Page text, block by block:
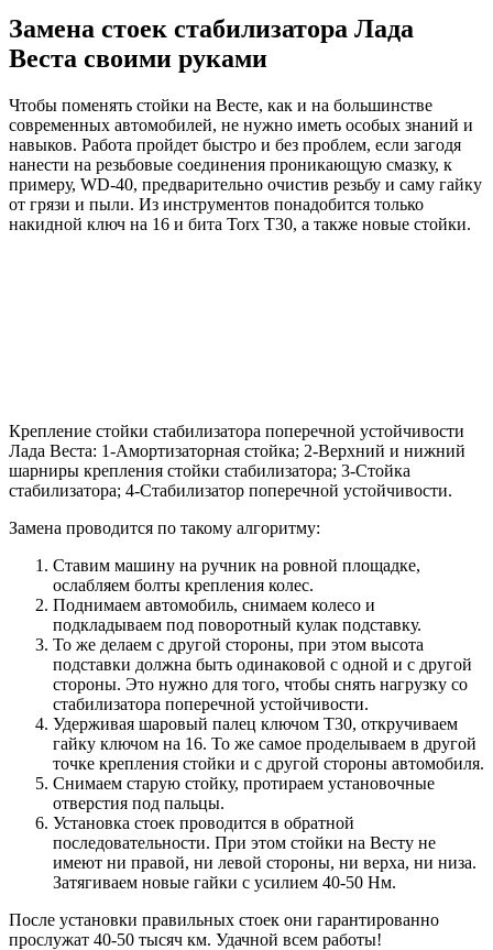
Замена стоек стабилизатора Лада
Веста своими руками
Чтобы поменять стойки на Весте, как и на большинстве
современных автомобилей, не нужно иметь особых знаний и
навыков. Работа пройдет быстро и без проблем, если загодя
нанести на резьбовые соединения проникающую смазку, к
примеру, WD-40, предварительно очистив резьбу и саму гайку
от грязи и пыли. Из инструментов понадобится только
накидной ключ на 16 и бита Torx T30, а также новые стойки.
Крепление стойки стабилизатора поперечной устойчивости
Лада Веста: 1-Амортизаторная стойка; 2-Верхний и нижний
шарниры крепления стойки стабилизатора; 3-Стойка
стабилизатора; 4-Стабилизатор поперечной устойчивости.
Замена проводится по такому алгоритму:
Ставим машину на ручник на ровной площадке,
ослабляем болты крепления колес.
Поднимаем автомобиль, снимаем колесо и
подкладываем под поворотный кулак подставку.
То же делаем с другой стороны, при этом высота
подставки должна быть одинаковой с одной и с другой
стороны. Это нужно для того, чтобы снять нагрузку со
стабилизатора поперечной устойчивости.
Удерживая шаровый палец ключом Т30, откручиваем
гайку ключом на 16. То же самое проделываем в другой
точке крепления стойки и с другой стороны автомобиля.
Снимаем старую стойку, протираем установочные
отверстия под пальцы.
Установка стоек проводится в обратной
последовательности. При этом стойки на Весту не
имеют ни правой, ни левой стороны, ни верха, ни низа.
Затягиваем новые гайки с усилием 40-50 Нм.
После установки правильных стоек они гарантированно
прослужат 40-50 тысяч км. Удачной всем работы!